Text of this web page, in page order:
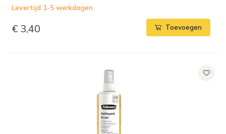
Levertijd 1-5 werkdagen
€ 3,40 Toevoegen